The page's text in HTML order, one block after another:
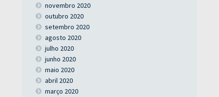
novembro 2020
outubro 2020
setembro 2020
agosto 2020
julho 2020
junho 2020
maio 2020
abril 2020
março 2020